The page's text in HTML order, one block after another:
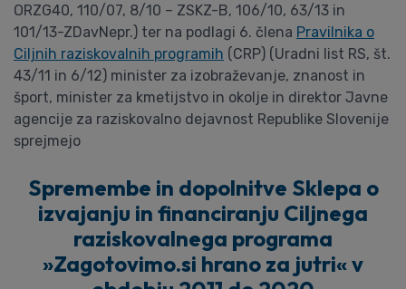
ORZG40, 110/07, 8/10 – ZSKZ-B, 106/10, 63/13 in
101/13-ZDavNepr.) ter na podlagi 6. člena Pravilnika o
Ciljnih raziskovalnih programih (CRP) (Uradni list RS, št.
43/11 in 6/12) minister za izobraževanje, znanost in
šport, minister za kmetijstvo in okolje in direktor Javne
agencije za raziskovalno dejavnost Republike Slovenije
sprejmejo
Spremembe in dopolnitve Sklepa o
izvajanju in financiranju Ciljnega
raziskovalnega programa
»Zagotovimo.si hrano za jutri« v